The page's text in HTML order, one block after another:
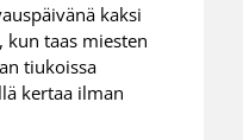
kaksi
taas miesten
tiukoissa
kertaa ilman